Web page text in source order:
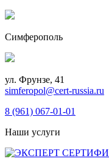
Симферополь
ул. Фрунзе, 41
simferopol@cert-russia.ru
8 (961) 067-01-01
Наши услуги